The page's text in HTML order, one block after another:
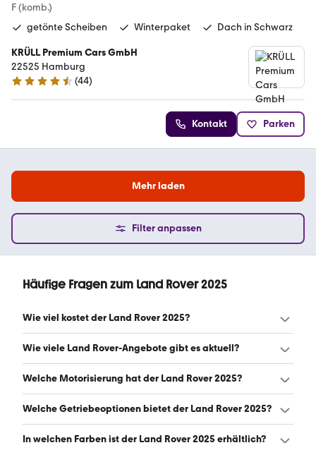
F (komb.)
getönte Scheiben
Winterpaket Dach in Schwarz
KRÜLL Premium Cars GmbH
22525 Hamburg
4.4 Sterne
(44)
Kontakt Parken
Mehr laden
Filter anpassen
Häufige Fragen zum Land Rover 2025
Wie viel kostet der Land Rover 2025?
Ein guter Preis für einen Land Rover 2025 liegt zwischen
€ monatlich. (Stand: 8.8.2026)
Wie viele Land Rover-Angebote gibt es aktuell?
Es gibt insgesamt 1.019 Land Rover bei mobile.de, davon
Welche Motorisierung hat der Land Rover 2025?
Der Land Rover 2025 hat Leistungen zwischen 163 und
Welche Getriebeoptionen bietet der Land Rover 2025?
Der Land Rover 2025 ist mit automatischem, manuellem
In welchen Farben ist der Land Rover 2025 erhältlich?